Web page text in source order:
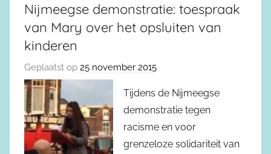
Nijmeegse demonstratie: toespraak
van Mary over het opsluiten van
kinderen
Geplaatst op 25 november 2015
Tijdens de Nijmeegse
demonstratie tegen
racisme en voor
grenzeloze solidariteit van